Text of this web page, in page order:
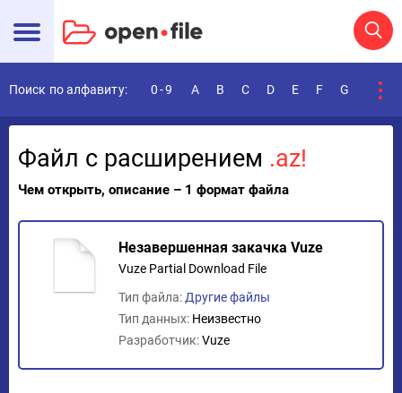
Поиск по алфавиту: 0-9 A B C D E F G
Файл с расширением .az!
Чем открыть, описание – 1 формат файла
Незавершенная закачка Vuze
Vuze Partial Download File
Тип файла: Другие файлы
Тип данных: Неизвестно
Разработчик:Vuze